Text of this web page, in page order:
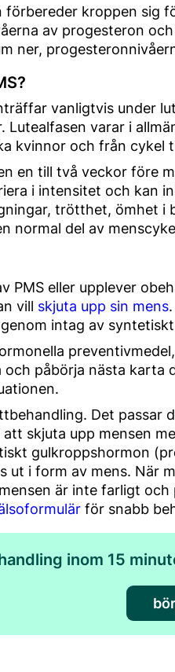
förbereder kroppen sig
av progesteron
ner,
vanligtvis under
Lutealfasen varar i
kvinnor och från cykel
en till två veckor före
i intensitet och kan
trötthet, ömhet
normal del av
PMS eller upplever
vill skjuta upp sin mens
intag av
påbörja nästa
Det
skjuta upp mensen
gulkroppshormon
ut i form av mens. När
är inte farligt
för snabb
inom 15